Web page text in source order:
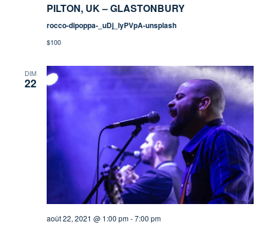
PILTON, UK – GLASTONBURY
rocco-dipoppa-_uDj_lyPVpA-unsplash
$100
DIM
22
août 22, 2021 @ 1:00 pm-7:00 pm